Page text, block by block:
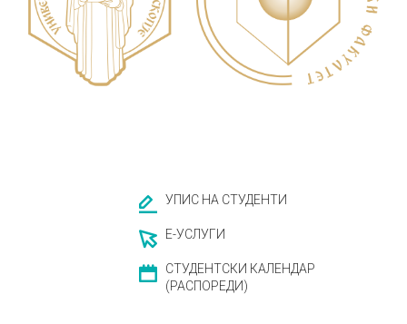
УПИС НА СТУДЕНТИ
Е-УСЛУГИ
СТУДЕНТСКИ КАЛЕНДАР
(РАСПОРЕДИ)